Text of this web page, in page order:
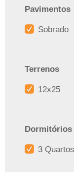
Pavimentos
Sobrado
Terrenos
12x25
Dormitórios
3 Quartos